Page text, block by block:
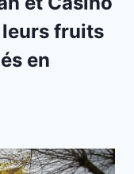
fruits
en